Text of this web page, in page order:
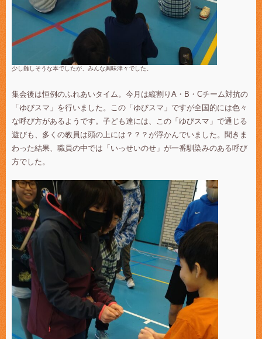
少し難しそうな本でしたが、みんな興味津々でした。
集会後は恒例のふれあいタイム。今月は縦割りA・B・Cチーム対抗の
「ゆびスマ」を行いました。この「ゆびスマ」ですが全国的には色々
な呼び方があるようです。子ども達には、この「ゆびスマ」で通じる
遊びも、多くの教員は頭の上には？？？が浮かんでいました。聞きま
わった結果、職員の中では「いっせいのせ」が一番馴染みのある呼び
方でした。